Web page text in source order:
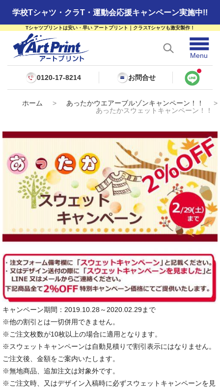
学校Tシャツ・クラT・運動会応援キャンペーン実施中!!
Tシャツプリントは安い・早い アートプリント｜クラスTシャツも激安製作！
☰
Menu
0120-17-8214 お問合せ
ホーム > あったかウエアーブルゾンキャンペーン！！
>
あったかスウェットキャンペーン！！
キャンペーン期間：2019.10.28～2020.02.29まで
※他の割引とは一切併用できません。
※ご注文枚数が10枚以上の場合に適用となります。
※スウェットキャンペーンは自動見積りで割引表示にはなりません。
ご注文後、金額をご案内いたします。
※無地商品、追加注文は対象外です。
※ご注文時、又はデザイン入稿時に必ずスウェットキャンペーンを見